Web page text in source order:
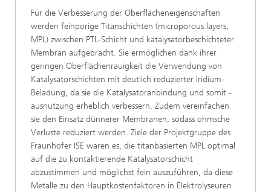
Für die Verbesserung der Oberflächeneigenschaften
werden feinporige Titanschichten (microporous layers,
MPL) zwischen PTL-Schicht und katalysatorbeschichteter
Membran aufgebracht. Sie ermöglichen dank ihrer
geringen Oberflächenrauigkeit die Verwendung von
Katalysatorschichten mit deutlich reduzierter Iridium-
Beladung, da sie die Katalysatoranbindung und somit -
ausnutzung erheblich verbessern. Zudem vereinfachen
sie den Einsatz dünnerer Membranen, sodass ohmsche
Verluste reduziert werden. Ziele der Projektgruppe des
Fraunhofer ISE waren es, die titanbasierten MPL optimal
auf die zu kontaktierende Katalysatorschicht
abzustimmen und möglichst fein auszuführen, da diese
Metalle zu den Hauptkostenfaktoren in Elektrolyseuren